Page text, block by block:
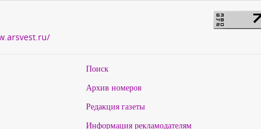
Поиск
Архив номеров
Редакция газеты
Информация рекламодателям